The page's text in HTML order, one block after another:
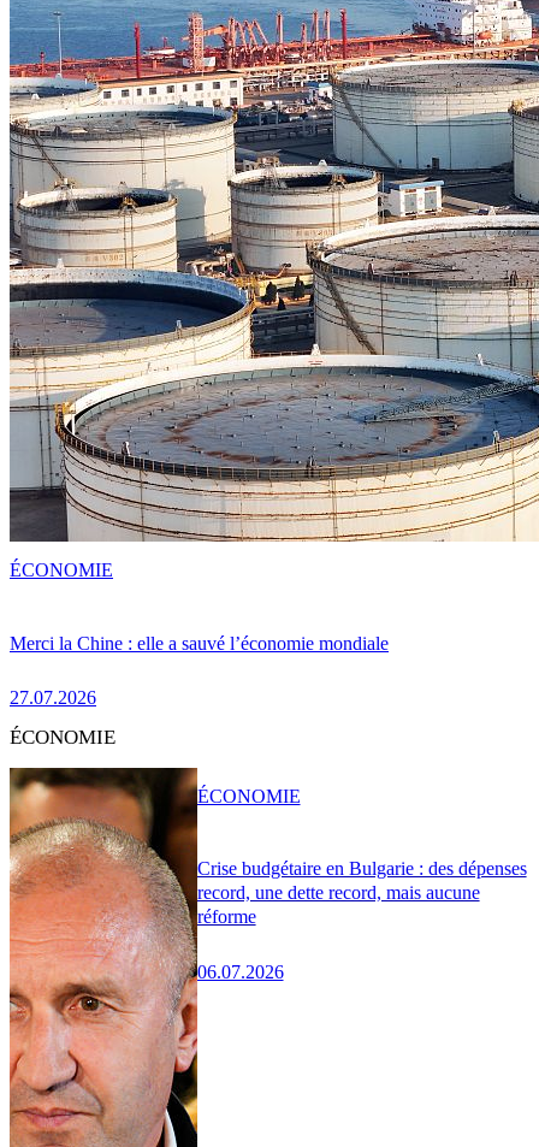
Merci la Chine : elle a sauvé l’économie mondiale
27.07.2026
ÉCONOMIE
ÉCONOMIE
Crise budgétaire en Bulgarie : des dépenses
record, une dette record, mais aucune
réforme
06.07.2026
ÉCONOMIE